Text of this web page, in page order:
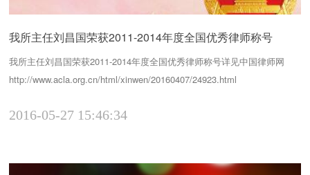
我所主任刘昌国荣获2011-2014年度全国优秀律师称号
我所主任刘昌国荣获2011-2014年度全国优秀律师称号详见中国律师网
http://www.acla.org.cn/html/xinwen/20160407/24923.html
2016-05-27 15:46:34